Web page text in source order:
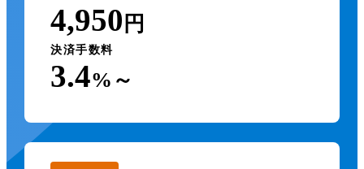
4,950 円
決済手数料
3.4%～